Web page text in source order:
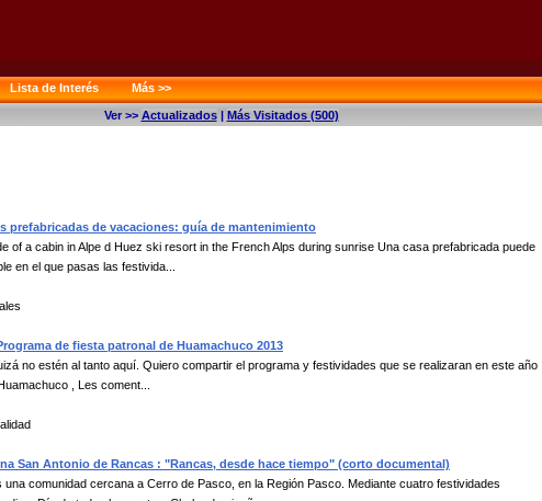
Lista de Interés
Más >>
Ver >> Actualizados| Más Visitados (500)
prefabricadas de vacaciones: guía de mantenimiento
of a cabin in Alpe d Huez ski resort in the French Alps during sunrise Una casa prefabricada puede
en el que pasas las festivida...
de fiesta patronal de Huamachuco 2013
no estén al tanto aquí. Quiero compartir el programa y festividades que se realizaran en este año
, Les coment...
San Antonio de Rancas : "Rancas, desde hace tiempo" (corto documental)
una comunidad cercana a Cerro de Pasco, en la Región Pasco. Mediante cuatro festividades